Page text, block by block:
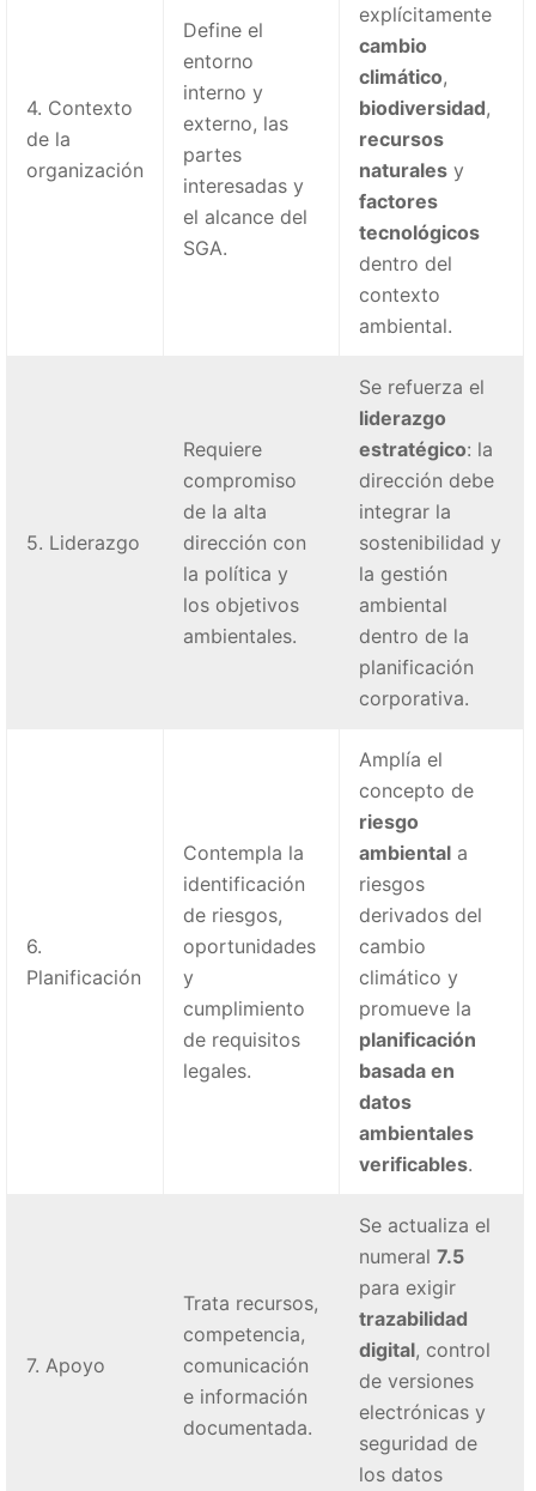
4. Contexto
de la
organización
Define el
entorno
interno y
externo, las
partes
interesadas y
el alcance del
SGA.
explícitamente
cambio
climático,
biodiversidad,
recursos
naturales y
factores
tecnológicos
dentro del
contexto
ambiental.
5. Liderazgo
Requiere
compromiso
de la alta
dirección con
la política y
los objetivos
ambientales.
Se refuerza el
liderazgo
estratégico: la
dirección debe
integrar la
sostenibilidad y
la gestión
ambiental
dentro de la
planificación
corporativa.
6.
Planificación
Contempla la
identificación
de riesgos,
oportunidades
y
cumplimiento
de requisitos
legales.
Amplía el
concepto de
riesgo
ambiental a
riesgos
derivados del
cambio
climático y
promueve la
planificación
basada en
datos
ambientales
verificables.
7. Apoyo
Trata recursos,
competencia,
comunicación
e información
documentada.
Se actualiza el
numeral 7.5
para exigir
trazabilidad
digital, control
de versiones
electrónicas y
seguridad de
los datos